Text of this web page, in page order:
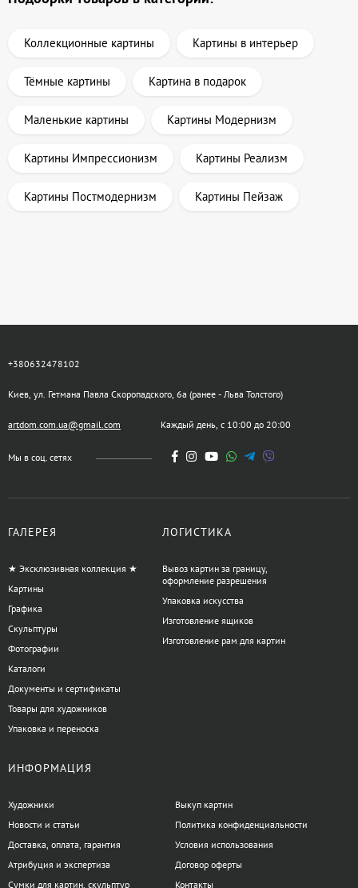
Коллекционные картины Картины в интерьер
Тёмные картины Картина в подарок
Маленькие картины Картины Модернизм
Картины Импрессионизм Картины Реализм
Картины Постмодернизм Картины Пейзаж
+380632478102
Киев, ул. Гетмана Павла Скоропадского, 6а (ранее - Льва Толстого)
artdom.com.ua@gmail.com Каждый день, с 10:00 до 20:00
Мы в соц. сетях
ГАЛЕРЕЯ
★ Эксклюзивная коллекция ★
Картины
Графика
Скульптуры
Фотографии
Каталоги
Документы и сертификаты
Товары для художников
Упаковка и переноска
ЛОГИСТИКА
Вывоз картин за границу,
оформление разрешения
Упаковка искусства
Изготовление ящиков
Изготовление рам для картин
ИНФОРМАЦИЯ
Художники
Новости и статьи
Доставка, оплата, гарантия
Атрибуция и экспертиза
Сумки для картин, скульптур
Выкуп картин
Политика конфиденциальности
Условия использования
Договор оферты
Контакты